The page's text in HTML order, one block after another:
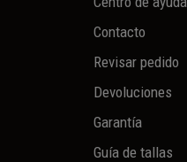
Contacto
Revisar pedido
Devoluciones
Garantía
Guía de tallas